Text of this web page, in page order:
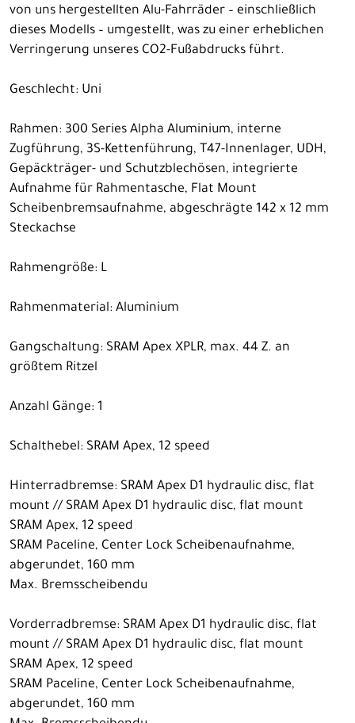
von uns hergestellten Alu-Fahrräder – einschließlich
dieses Modells – umgestellt, was zu einer erheblichen
Verringerung unseres CO2-Fußabdrucks führt.
Geschlecht: Uni
Rahmen: 300 Series Alpha Aluminium, interne
Zugführung, 3S-Kettenführung, T47-Innenlager, UDH,
Gepäckträger- und Schutzblechösen, integrierte
Aufnahme für Rahmentasche, Flat Mount
Scheibenbremsaufnahme, abgeschrägte 142 x 12 mm
Steckachse
Rahmengröße: L
Rahmenmaterial: Aluminium
Gangschaltung: SRAM Apex XPLR, max. 44 Z. an
größtem Ritzel
Anzahl Gänge: 1
Schalthebel: SRAM Apex, 12 speed
Hinterradbremse: SRAM Apex D1 hydraulic disc, flat
mount // SRAM Apex D1 hydraulic disc, flat mount
SRAM Apex, 12 speed
SRAM Paceline, Center Lock Scheibenaufnahme,
abgerundet, 160 mm
Max. Bremsscheibendu
Vorderradbremse: SRAM Apex D1 hydraulic disc, flat
mount // SRAM Apex D1 hydraulic disc, flat mount
SRAM Apex, 12 speed
SRAM Paceline, Center Lock Scheibenaufnahme,
abgerundet, 160 mm